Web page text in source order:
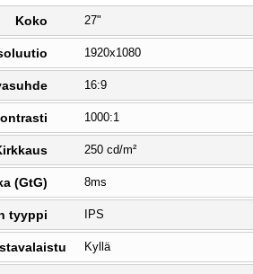
Koko 27"
1920x1080
16:9
1000:1
250 cd/m²
(GtG) 8ms
tyyppi IPS
Kyllä